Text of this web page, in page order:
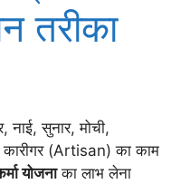
तरीका
नाई, सुनार, मोची,
कारीगर (Artisan) का काम
योजनाका लाभ लेना